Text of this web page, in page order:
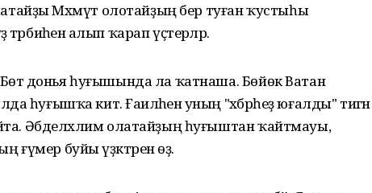
Мәхмүт олотайҙың бер туған ҡустыһы
алып ҡарап үҫтерәләр.
донья һуғышында ла ҡатнаша. Бөйөк Ватан
һуғышҡа китә. Ғаиләһенә уның "хәбәрһеҙ юғалды" тигән
Әбделхәлим олатайҙың һуғыштан ҡайтмауы,
буйы үҙәктәрен өҙә.